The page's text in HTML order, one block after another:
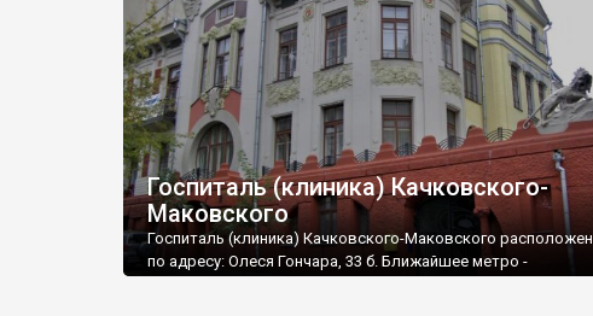
Госпиталь (клиника) Качковского-
Маковского
Госпиталь (клиника) Качковского-Маковского расположен
по адресу: Олеся Гончара, 33 б. Ближайшее метро -